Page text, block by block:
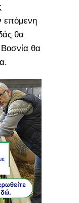
επόμενη
θα
θα